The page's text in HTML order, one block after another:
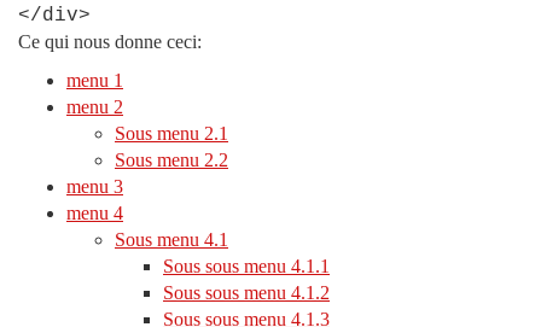
</div>
Ce qui nous donne ceci:
menu 1
menu 2
Sous menu 2.1
Sous menu 2.2
menu 3
menu 4
Sous menu 4.1
Sous sous menu 4.1.1
Sous sous menu 4.1.2
Sous sous menu 4.1.3